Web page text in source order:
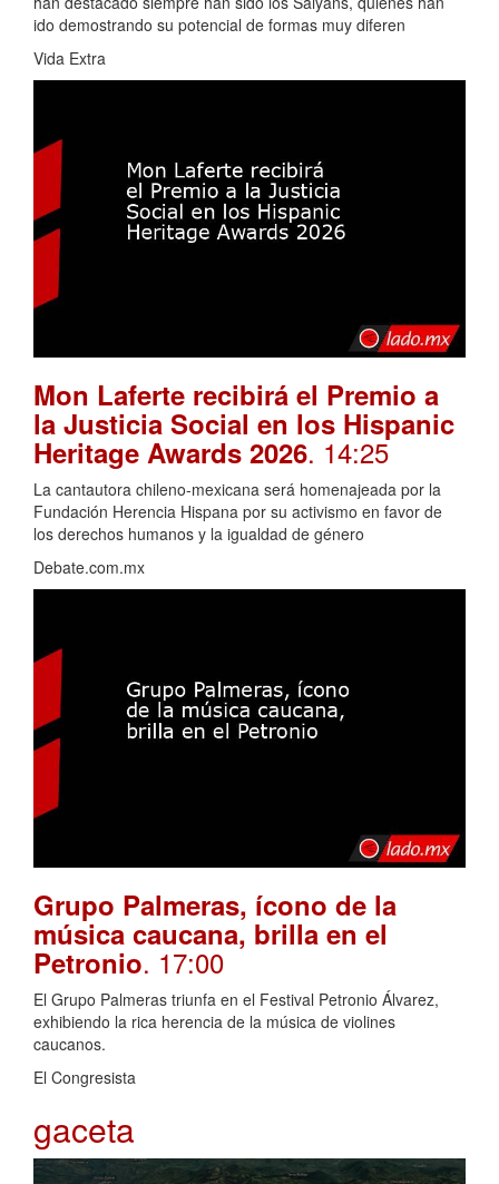
ido demostrando su potencial de formas muy diferen
Vida Extra
Mon Laferte recibirá el Premio a
la Justicia Social en los Hispanic
Heritage Awards 2026. 14:25
La cantautora chileno-mexicana será homenajeada por la
Fundación Herencia Hispana por su activismo en favor de
los derechos humanos y la igualdad de género
Debate.com.mx
Grupo Palmeras, ícono de la
música caucana, brilla en el
Petronio. 17:00
El Grupo Palmeras triunfa en el Festival Petronio Álvarez,
exhibiendo la rica herencia de la música de violines
caucanos.
El Congresista
gaceta